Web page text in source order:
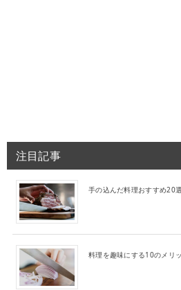
注目記事
手の込んだ料理おすすめ20
料理を趣味にする10のメリ